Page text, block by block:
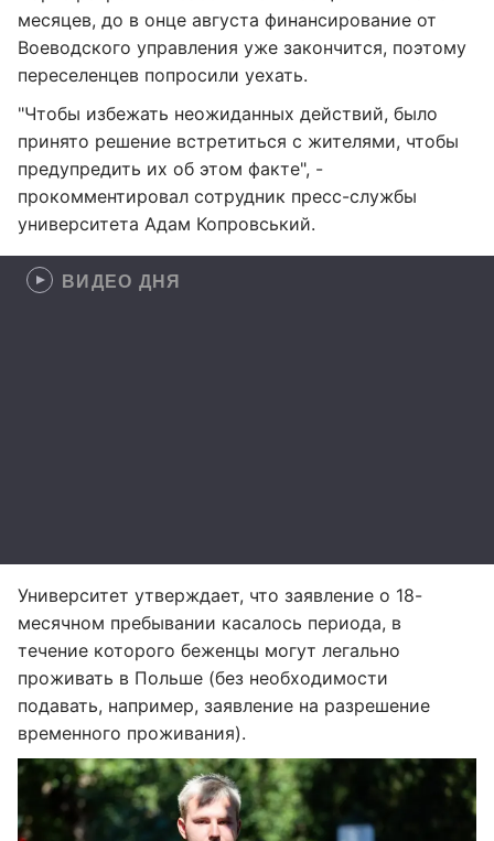
месяцев, до в онце августа финансирование от
Воеводского управления уже закончится, поэтому
переселенцев попросили уехать.
"Чтобы избежать неожиданных действий, было
принято решение встретиться с жителями, чтобы
предупредить их об этом факте", -
прокомментировал сотрудник пресс-службы
университета Адам Копровський.
ВИДЕО ДНЯ
Университет утверждает, что заявление о 18-
месячном пребывании касалось периода, в
течение которого беженцы могут легально
проживать в Польше (без необходимости
подавать, например, заявление на разрешение
временного проживания).